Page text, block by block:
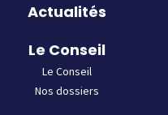
Actualités
Le Conseil
Le Conseil
Nos dossiers